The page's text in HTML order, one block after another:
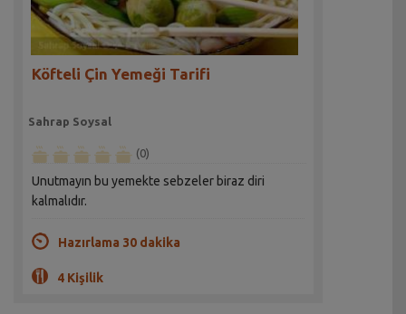
Köfteli Çin Yemeği Tarifi
Sahrap Soysal
(0)
Unutmayın bu yemekte sebzeler biraz diri
kalmalıdır.
Hazırlama 30 dakika
4 Kişilik